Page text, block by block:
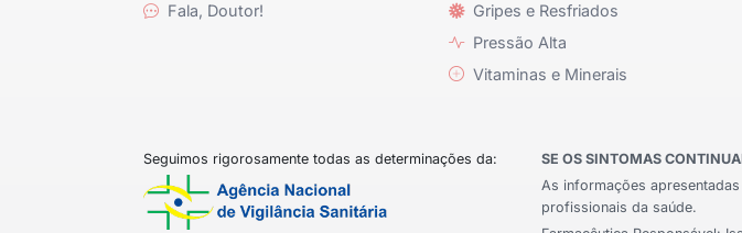
Fala, Doutor!
Gripes e Resfriados
Pressão Alta
Vitaminas e Minerais
Seguimos rigorosamente todas as determinações da:
SE OS SINTOMAS
As informações
profissionais da saúde.